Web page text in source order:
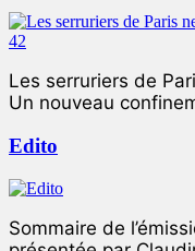
Les serruriers de
Un nouveau
Edito
Sommaire de